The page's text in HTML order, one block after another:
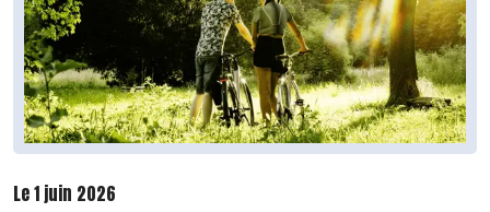
Le 1 juin 2026